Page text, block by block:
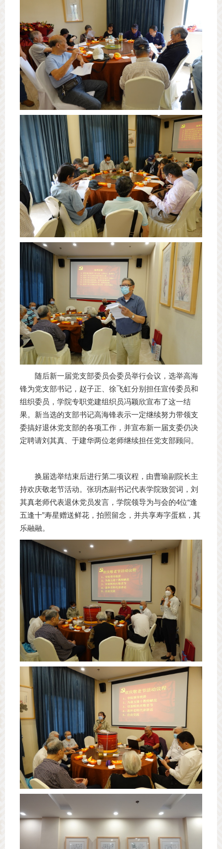
随后新一届党支部委员会委员举行会议，选举高海
锋为党支部书记，赵子正、徐飞虹分别担任宣传委员和
组织委员，学院专职党建组织员冯颖欣宣布了这一结
果。新当选的支部书记高海锋表示一定继续努力带领支
委搞好退休党支部的各项工作，并宣布新一届支委仍决
定聘请刘其真、于建华两位老师继续担任党支部顾问。
换届选举结束后进行第二项议程，由曹瑜副院长主
持欢庆敬老节活动。张玥杰副书记代表学院致贺词，刘
其真老师代表退休党员发言，学院领导为与会的4位“逢
五逢十”寿星赠送鲜花，拍照留念，并共享寿字蛋糕，其
乐融融。